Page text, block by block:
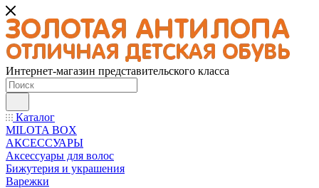
Интернет-магазин представительского класса
Каталог
MILOTA BOX
АКСЕССУАРЫ
Аксессуары для волос
Бижутерия и украшения
Варежки